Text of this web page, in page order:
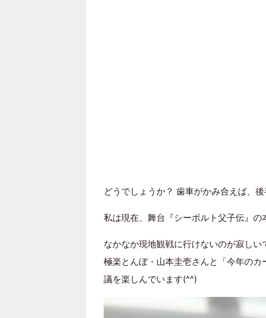
どうでしょうか？ 歯車がかみ合えば、
私は現在、舞台『シーボルト父子伝』の
なかなか現地観戦に行けないのが寂し
極楽とんぼ・山本圭壱さんと「今年の
議を楽しんでいます(^^)